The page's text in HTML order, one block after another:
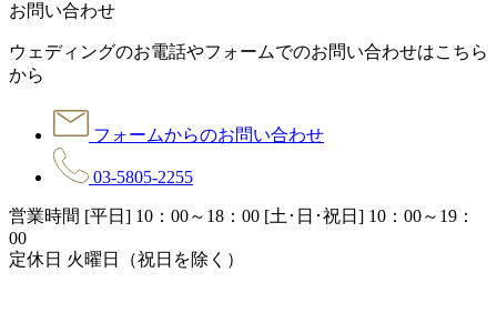
お問い合わせ
ウェディングのお電話やフォームでのお問い合わせはこちら
から
フォームからのお問い合わせ
03-5805-2255
営業時間 [平日] 10：00～18：00 [土･日･祝日] 10：00～19：
00
定休日 火曜日（祝日を除く）